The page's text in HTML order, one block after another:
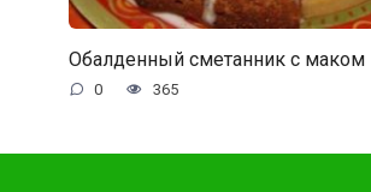
Обалденный сметанник с маком
0 365